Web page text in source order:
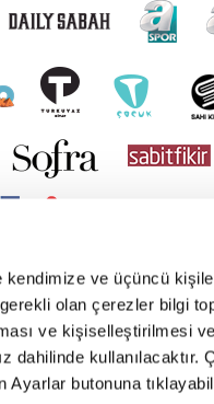
ve üçüncü
olan çerezler bilgi
ve kişiselleştirilmesi
dahilinde
Ayarlar butonuna